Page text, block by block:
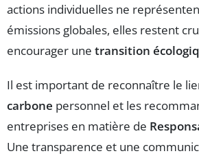
actions individuelles ne
émissions globales, elles restent
encourager une transition
Il est important de reconnaître le
carbone personnel et les
entreprises en matière de
Une transparence et une